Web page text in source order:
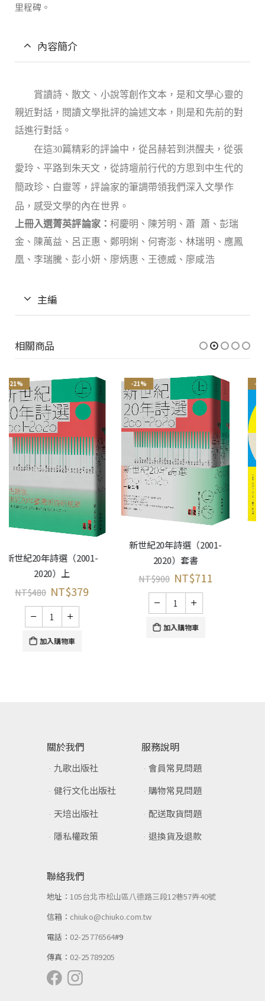
里程碑。
內容簡介
賞讀詩、散文、小說等創作文本，是和文學心靈的
親近對話，閱讀文學批評的論述文本，則是和先前的對
話進行對話。
在這30篇精彩的評論中， 從呂赫若到洪醒夫，從張
愛玲、平路到朱天文，從詩壇前行代的方思到中生代的
簡政珍、白靈等，評論家的筆調帶領我們深入文學作
品，感受文學的內在世界。
上冊入選菁英評論家： 柯慶明、陳芳明、蕭
蕭、彭瑞
金、陳萬益、呂正惠、鄭明娳、何寄澎、林瑞明、應鳳
凰、李瑞騰、彭小妍、廖炳惠、王德威、廖咸浩
主編
相關商品
-21%
2020）套書
NT$900 NT$
加入購物車
-21%
九歌108年散文選
NT$420 NT$
加入購物車
九歌出版社
會員常見問題
地址：105台北市松山區八德路三段12巷57弄40號
信箱：
chiuko@chiuko.com.tw
電話：
02-25776564
傳真：